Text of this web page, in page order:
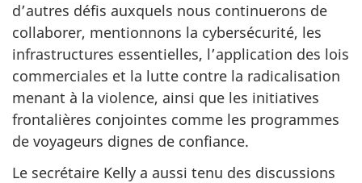
d’autres défis auxquels nous continuerons de
collaborer, mentionnons la cybersécurité, les
infrastructures essentielles, l’application des lois
commerciales et la lutte contre la radicalisation
menant à la violence, ainsi que les initiatives
frontalières conjointes comme les programmes
de voyageurs dignes de confiance.
Le secrétaire Kelly a aussi tenu des discussions